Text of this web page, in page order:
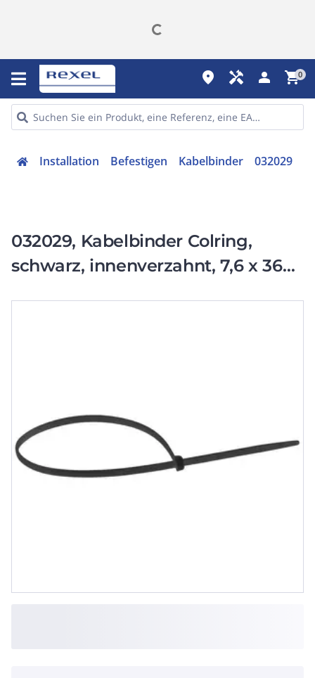
place handyman person shopping_cart0
Installation Befestigen Kabelbinder 032029
032029, Kabelbinder Colring,
schwarz, innenverzahnt, 7,6 x 360